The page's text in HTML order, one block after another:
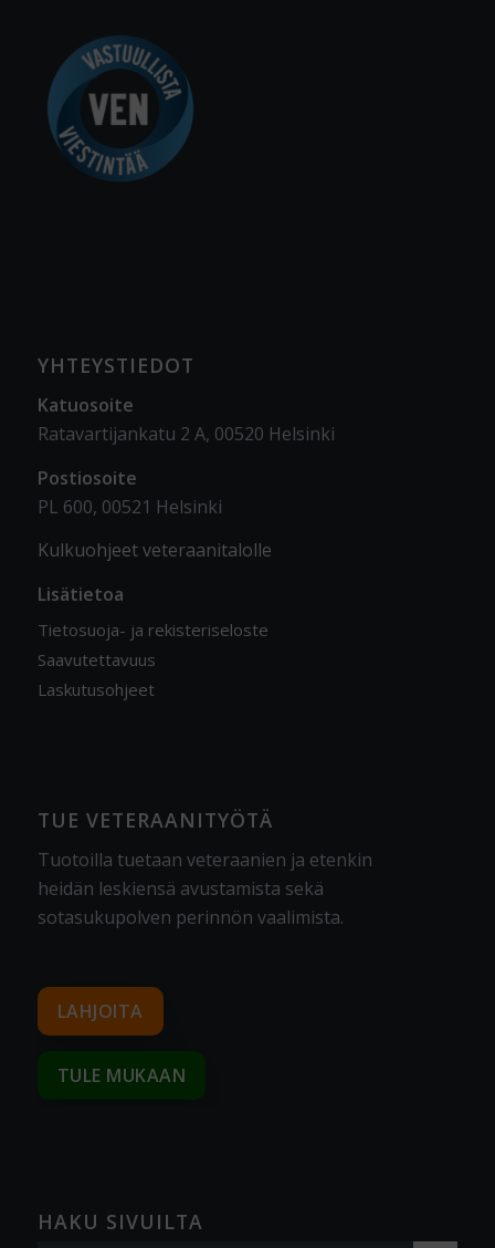
YHTEYSTIEDOT
Katuosoite
Ratavartijankatu 2 A, 00520 Helsinki
Postiosoite
PL 600, 00521 Helsinki
Kulkuohjeet veteraanitalolle
Lisätietoa
Tietosuoja- ja rekisteriseloste
Saavutettavuus
Laskutusohjeet
TUE VETERAANITYÖTÄ
Tuotoilla tuetaan veteraanien ja etenkin
heidän leskiensä avustamista sekä
sotasukupolven perinnön vaalimista.
LAHJOITA
TULE MUKAAN
HAKU SIVUILTA